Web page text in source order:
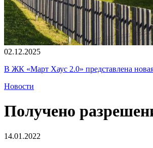
02.12.2025
В ЖК «Март Хаус 2.0» представлена
Новости
Получено
14.01.2022